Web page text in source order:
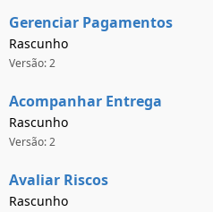
Gerenciar Pagamentos
Rascunho
Versão: 2
Acompanhar Entrega
Rascunho
Versão: 2
Avaliar Riscos
Rascunho